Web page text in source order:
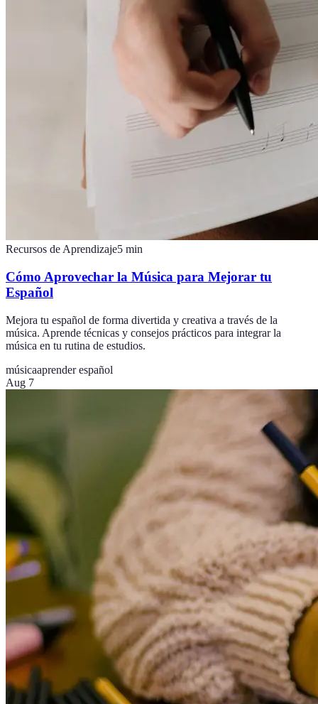
Recursos de Aprendizaje5 min
Cómo Aprovechar la Música para Mejorar tu
Español
Mejora tu español de forma divertida y creativa a través de la
música. Aprende técnicas y consejos prácticos para integrar la
música en tu rutina de estudios.
músicaaprender español
Aug 7